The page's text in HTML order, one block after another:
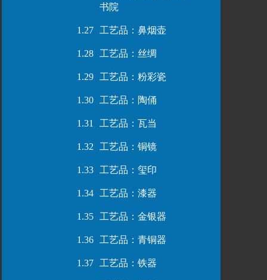
书院
1.27 工艺品：鼻烟壶
1.28 工艺品：丝绸
1.29 工艺品：粉彩瓷
1.30 工艺品：陶俑
1.31 工艺品：瓦当
1.32 工艺品：铜镜
1.33 工艺品：玺印
1.34 工艺品：漆器
1.35 工艺品：金银器
1.36 工艺品：青铜器
1.37 工艺品：铁器